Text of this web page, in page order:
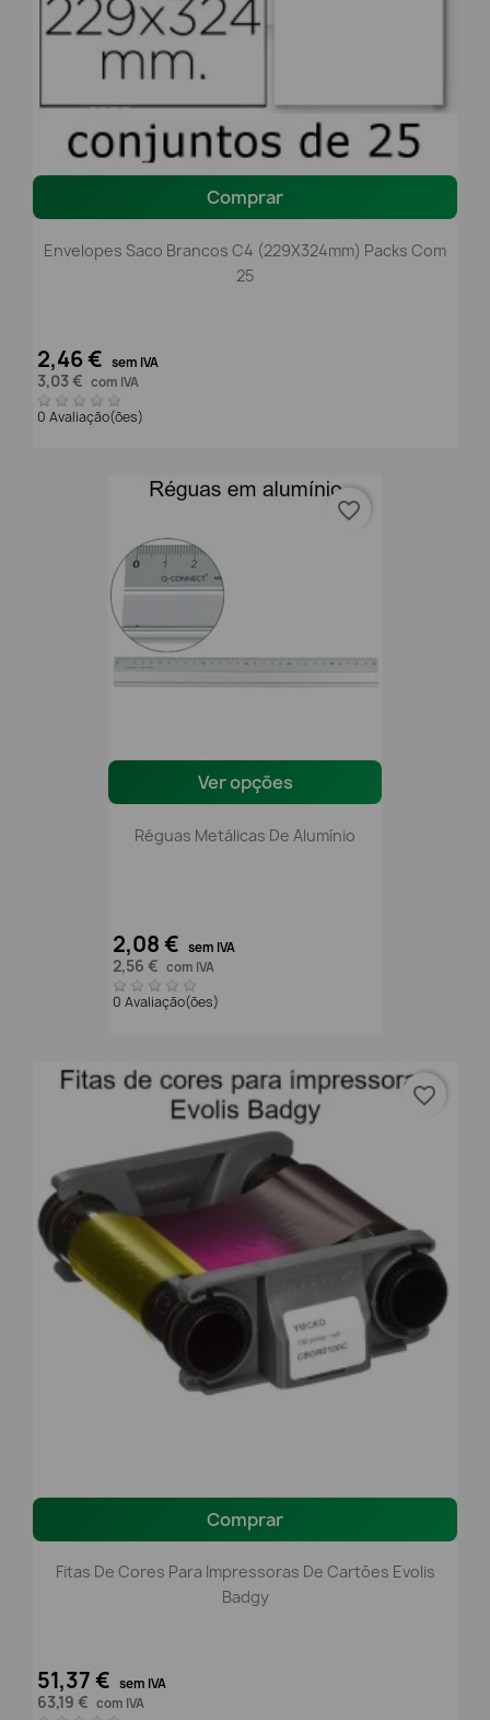
Comprar
Envelopes Saco Brancos C4 (229X324mm) Packs Com
25
2,46 € sem IVA
3,03 € com IVA
0 Avaliação(ões)
Ver opções
Réguas Metálicas De Alumínio
2,08 € sem IVA
2,56 € com IVA
0 Avaliação(ões)
favorite_border
Comprar
Fitas De Cores Para Impressoras De Cartões Evolis
Badgy
51,37 € sem IVA
63,19 € com IVA
favorite_border